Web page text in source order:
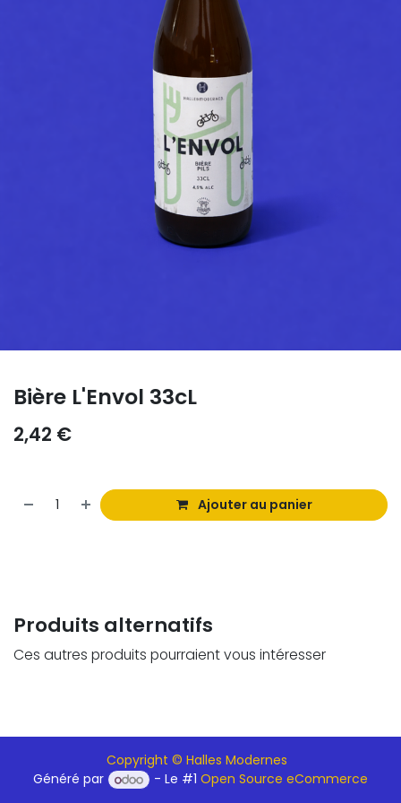
Bière L'Envol 33cL
2,42 €
Ajouter au panier
Produits alternatifs
Ces autres produits pourraient vous intéresser
Copyright © Halles Modernes
Généré par
- Le #1Open Source eCommerce